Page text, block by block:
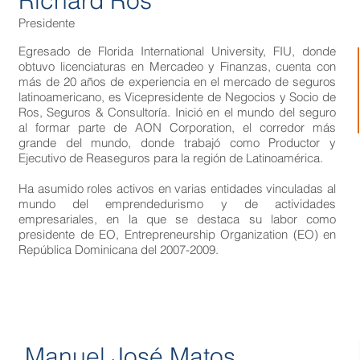
Presidente
Egresado de Florida International University, FIU, donde
obtuvo licenciaturas en Mercadeo y Finanzas, cuenta con
más de 20 años de experiencia en el mercado de seguros
latinoamericano, es Vicepresidente de Negocios y Socio de
Ros, Seguros & Consultoría. Inició en el mundo del seguro
al formar parte de AON Corporation, el corredor más
grande del mundo, donde trabajó como Productor y
Ejecutivo de Reaseguros para la región de Latinoamérica.
Ha asumido roles activos en varias entidades vinculadas al
mundo del emprendedurismo y de actividades
empresariales, en la que se destaca su labor como
presidente de EO, Entrepreneurship Organization (EO) en
República Dominicana del 2007-2009.